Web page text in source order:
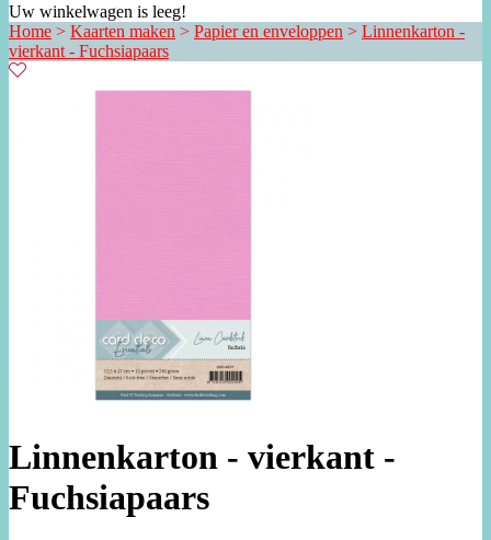
Uw winkelwagen is leeg!
Home > Kaarten maken > Papier en enveloppen > Linnenkarton -
vierkant - Fuchsiapaars
Linnenkarton - vierkant -
Fuchsiapaars